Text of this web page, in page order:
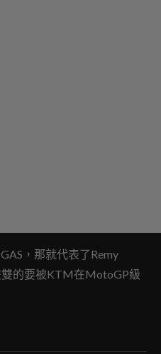
，那就代表了Remy
雙的要被KTM在MotoGP級